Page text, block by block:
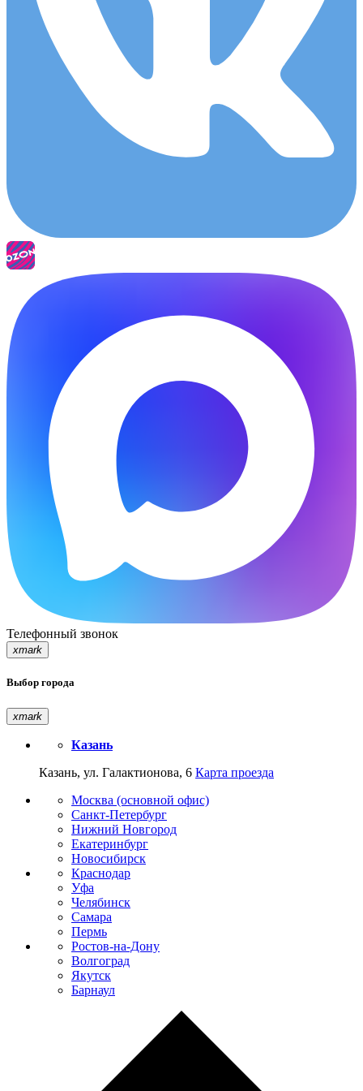
Телефонный звонок
xmark
Выбор города
xmark
Казань
Казань, ул. Галактионова, 6 Карта проезда
Москва (основной офис)
Санкт-Петербург
Нижний Новгород
Екатеринбург
Новосибирск
Краснодар
Уфа
Челябинск
Самара
Пермь
Ростов-на-Дону
Волгоград
Якутск
Барнаул